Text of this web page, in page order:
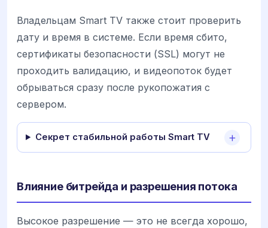
Владельцам Smart TV также стоит проверить
дату и время в системе. Если время сбито,
сертификаты безопасности (SSL) могут не
проходить валидацию, и видеопоток будет
обрываться сразу после рукопожатия с
сервером.
Секрет стабильной работы Smart TV
Влияние битрейда и разрешения потока
Высокое разрешение — это не всегда хорошо,